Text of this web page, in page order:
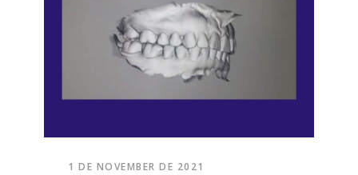
1 DE NOVEMBER DE 2021